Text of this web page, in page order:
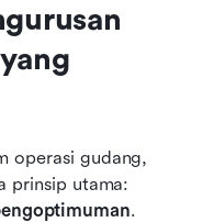
operasi gudang,
.